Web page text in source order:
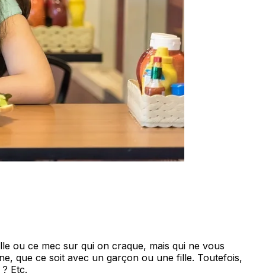
ou ce mec sur qui on craque, mais qui ne vous
que ce soit avec un garçon ou une fille. Toutefois,
? Etc.